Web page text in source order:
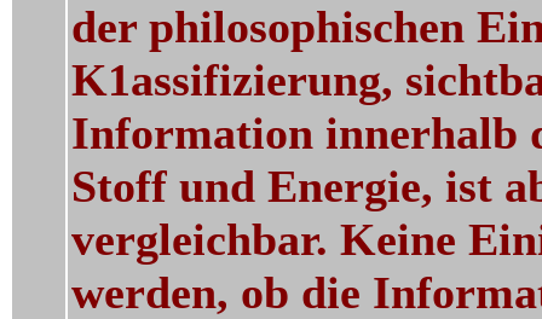
der philosophischen
K1assifizierung,
Information innerhalb
Stoff und Energie, ist
vergleichbar. Keine
werden, ob die